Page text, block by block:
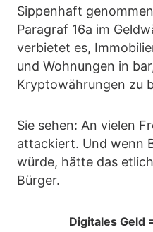
Sippenhaft
Paragraf 16a im
verbietet es,
und Wohnungen in
Kryptowährungen zu
Sie sehen: An vielen
attackiert. Und wenn
würde, hätte das
Bürger.
Digitales Geld